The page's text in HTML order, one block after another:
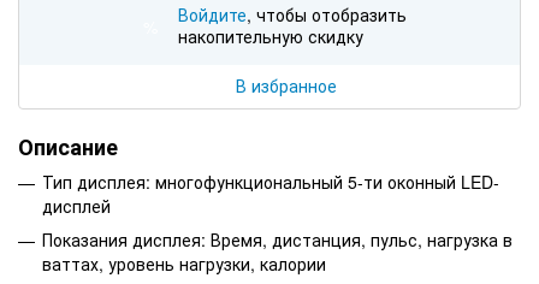
Войдите, чтобы отобразить
накопительную скидку
В избранное
Описание
Тип дисплея: многофункциональный 5-ти оконный LED-
дисплей
Показания дисплея: Время, дистанция, пульс, нагрузка в
ваттах, уровень нагрузки, калории